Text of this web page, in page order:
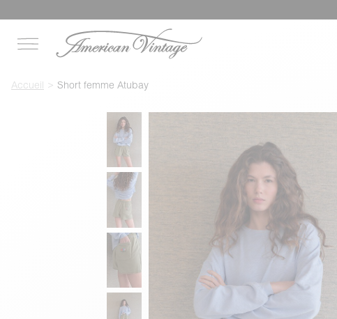
Accueil Short femme Atubay